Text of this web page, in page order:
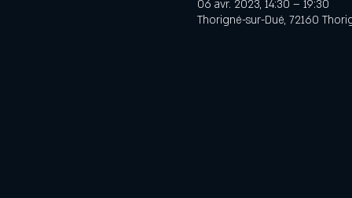
06 avr. 2023, 14:30 – 19:30
Thorigné-sur-Dué, 72160